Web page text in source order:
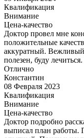
Квалификация
Внимание
Цена-качество
Доктор провел мне
положительные
аккуратный.
полезен, буду
Отлично
Константин
08 Февраля 2023
Квалификация
Внимание
Цена-качество
Доктор подробно
выписал план работы.